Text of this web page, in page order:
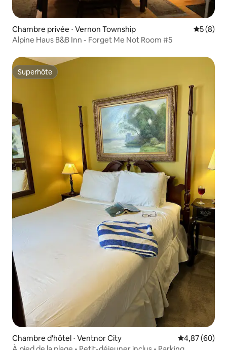
Chambre privée ⋅ Vernon Township
5 (8)
Alpine Haus B&B Inn - Forget Me Not Room #5
Superhôte
Superhôte
Chambre d'hôtel ⋅ Ventnor City Évaluation
4,87 (60)